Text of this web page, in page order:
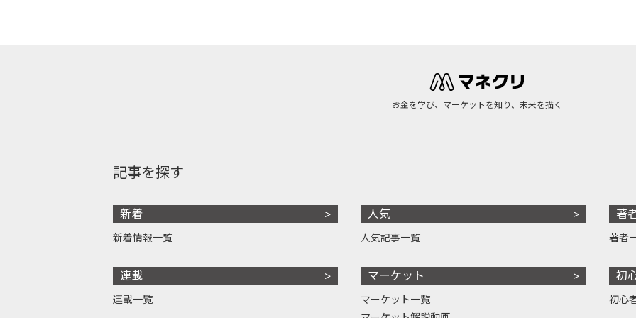
お金を学び、マーケットを知り、未来を描く
記事を探す
新着
新着情報一覧
連載
連載一覧
人気
人気記事一覧
マーケット
マーケット一覧
著
著者
初
初心